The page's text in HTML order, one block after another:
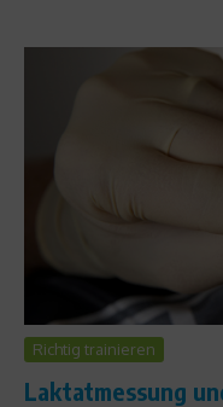
Richtig trainieren
Laktatmessung